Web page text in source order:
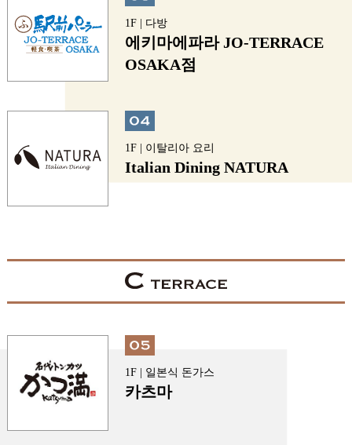
1F | 다방
에키마에파라 JO-TERRACE
OSAKA점
1F | 이탈리아 요리
Italian Dining NATURA
1F | 일본식 돈가스
카츠마